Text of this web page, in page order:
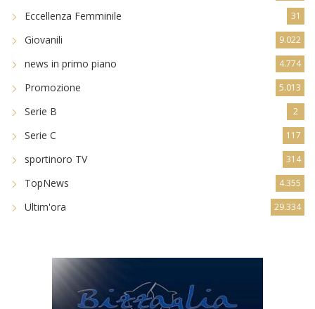
Eccellenza Femminile 31
Giovanili 9.022
news in primo piano 4.774
Promozione 5.013
Serie B 2
Serie C 117
sportinoro TV 314
TopNews 4.355
Ultim'ora 29.334